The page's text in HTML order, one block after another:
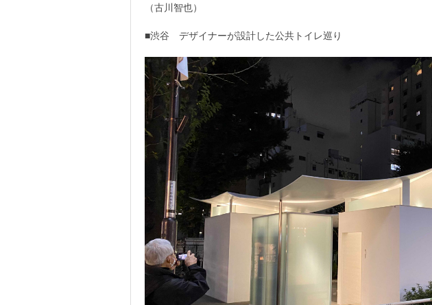
（古川智也）
■渋谷 デザイナーが設計した公共トイレ巡り